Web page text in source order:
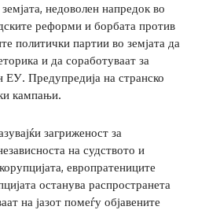
недоволен напредок во
реформи и борбата против
политички партии во земјата да
и да соработуваат за
ЕУ. Предупредија на странско
кампањи.
загриженост за
на судството и
европратениците
останува распространета
на јазот помеѓу објавените